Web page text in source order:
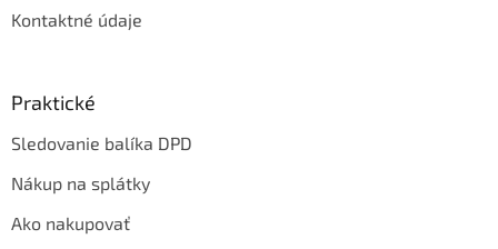
Kontaktné údaje
Praktické
Sledovanie balíka DPD
Nákup na splátky
Ako nakupovať